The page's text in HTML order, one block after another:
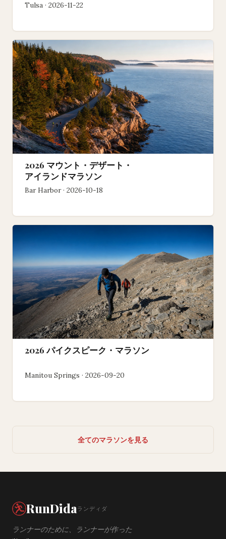
Tulsa · 2026-11-22
2026 マウント・デザート・
アイランドマラソン
Bar Harbor · 2026-10-18
2026 パイクスピーク・マラソン
Manitou Springs · 2026-09-20
全てのマラソンを見る
RunDidaランディダ
ランナーのために、ランナーが作った